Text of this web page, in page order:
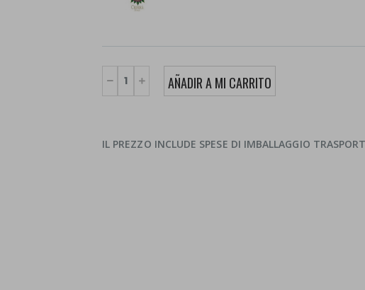
IL PREZZO INCLUDE SPESE DI IMBALLAGGIO